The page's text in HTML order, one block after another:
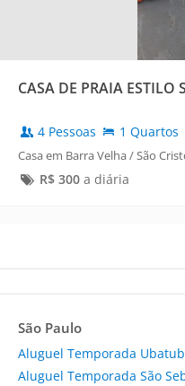
CASA DE PRAIA ESTILO
4 Pessoas 1 Quartos
Casa em Barra Velha / São
R$ 300a diária
São Paulo
Aluguel Temporada
Aluguel Temporada São